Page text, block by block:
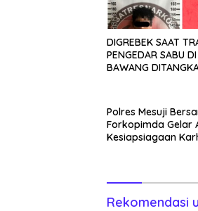
DIGREBEK SAAT
PENGEDAR SABU
BAWANG
Polres Mesuji
Forkopimda Gelar
Kesiapsiagaan
Rekomendasi